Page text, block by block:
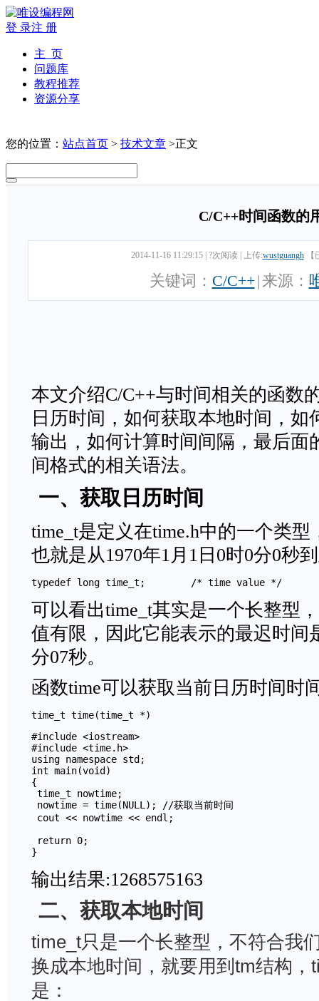
登 录注 册
主 页
问题库
教程推荐
资源分享
您的位置： 站点首页 > 技术文章 >正文
C/C++时间函数的
2014-11-16 11:29:15 ?次阅读 上传:wustguangh
关键词： C/C++| 来源：
本文介绍C/C++与时间相关的函数
日历时间，如何获取本地时间，如
输出，如何计算时间间隔，最后面
间格式的相关语法。
一、获取日历时间
time_t是定义在time.h中的一个类
也就是从1970年1月1日0时0分0秒
typedef long time_t;        /* time value */
可以看出time_t其实是一个长整型
值有限，因此它能表示的最迟时间
分07秒。
函数time可以获取当前日历时间时
time_t time(time_t *)
#include <iostream>
#include <time.h>
using namespace std;
int main(void)
{
time_t nowtime;
nowtime = time(NULL); //获取当前时间
cout << nowtime << endl;
return 0;
输出结果:1268575163
二、获取本地时间
time_t只是一个长整型，不符合我
换成本地时间，就要用到tm结构，
是：